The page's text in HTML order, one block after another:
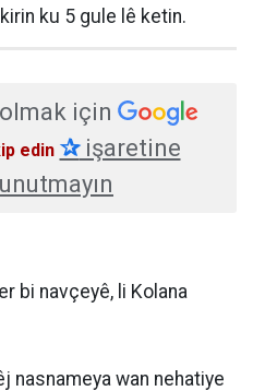
ku 5 gule lê ketin.
için
edin ✰işaretine
bi navçeyê, li Kolana
nasnameya wan nehatiye